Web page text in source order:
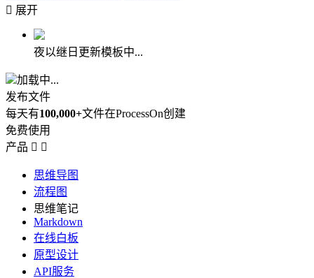
 展开
夜以继日更新模板中...
加载中...
发布文件
每天有100,000+文件在ProcessOn创建
免费使用
产品  
思维导图
流程图
思维笔记
Markdown
在线白板
原型设计
API服务